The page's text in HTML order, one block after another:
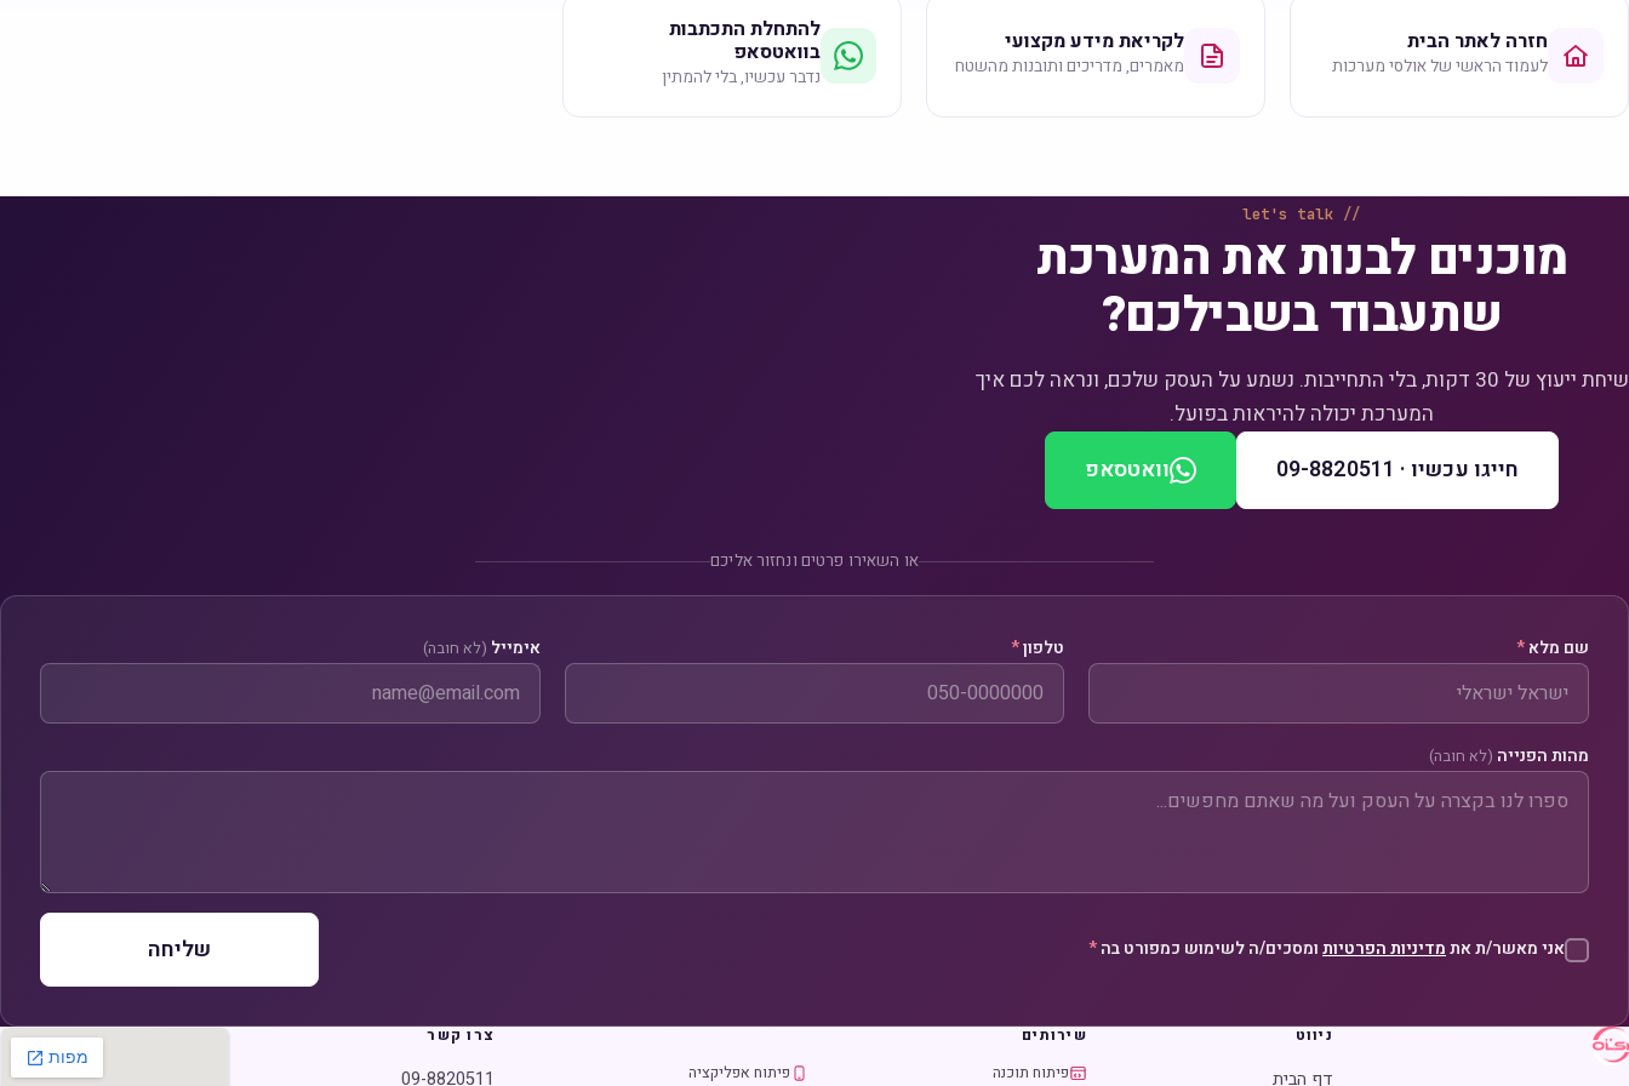
חזרה לאתר הבית
לעמוד הראשי של אולסי מערכות
לקריאת מידע מקצועי
מאמרים, מדריכים ותובנות מהשטח
להתחלת התכתבות
בוואטסאפ
נדבר עכשיו, בלי להמתין
let's talk
מוכנים לבנות את המערכת
שתעבוד בשבילכם?
שיחת ייעוץ של 30 דקות, בלי התחייבות. נשמע על העסק שלכם, ונראה לכם איך
המערכת יכולה להיראות בפועל.
חייגו עכשיו · 09-8820511 וואטסאפ
או השאירו פרטים ונחזור אליכם
שם מלא * טלפון* אימייל (לא חובה)
מהות הפנייה (לא חובה)
אני מאשר/ת אתמדיניות הפרטיות ומסכים/ה לשימוש כמפורט בה * שליחה
ניווט
דף הבית
שירותים
פיתוח תוכנה
פיתוח אפליקציה
צרו קשר
09-8820511